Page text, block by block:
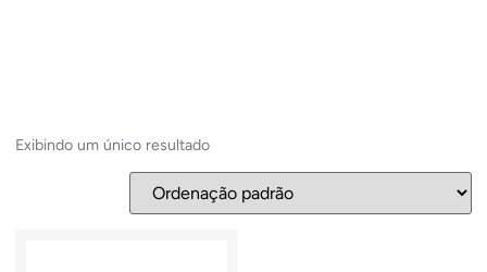
Exibindo um único resultado